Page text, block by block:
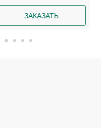
ЗАКАЗАТЬ